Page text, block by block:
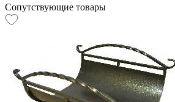
Сопутствующие товары